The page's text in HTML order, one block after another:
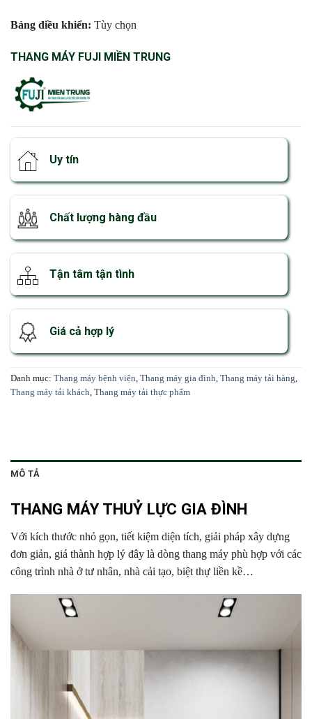
Bảng điều khiển: Tùy chọn
THANG MÁY FUJI MIỀN TRUNG
Uy tín
Chất lượng hàng đầu
Tận tâm tận tình
Giá cả hợp lý
Danh mục: Thang máy bệnh viện Thang máy gia đình Thang máy tải hàng
Thang máy tải khách Thang máy tải thực phẩm
MÔ TẢ
THANG MÁY THUỶ LỰC GIA ĐÌNH
Với kích thước nhỏ gọn, tiết kiệm diện tích, giải pháp xây dựng
đơn giản, giá thành hợp lý đây là dòng thang máy phù hợp với các
công trình nhà ở tư nhân, nhà cải tạo, biệt thự liền kề…